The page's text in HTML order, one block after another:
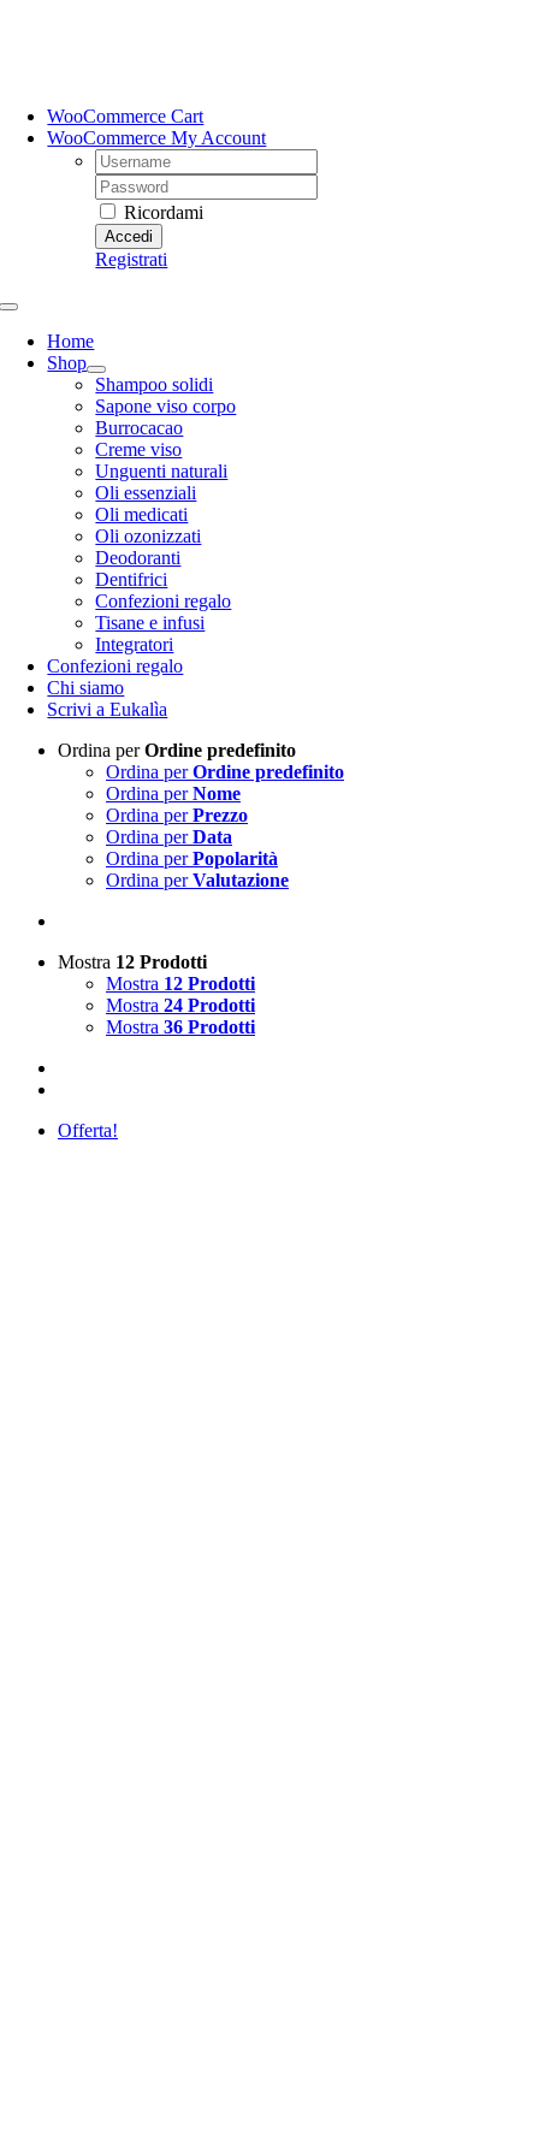
WooCommerce Cart
WooCommerce My Account
Username:
Password:
Ricordami
Registrati
Toggle
NavigationHome
Shop
Shampoo solidi
Sapone viso corpo
Burrocacao
Creme viso
Unguenti naturali
Oli essenziali
Oli medicati
Oli ozonizzati
Deodoranti
Dentifrici
Confezioni regalo
Tisane e infusi
Integratori
Confezioni regalo
Chi siamo
Scrivi a Eukalìa
Ordina perOrdine predefinito
Ordina perOrdine predefinito
Ordina perNome
Ordina perPrezzo
Ordina perData
Ordina perPopolarità
Ordina perValutazione
Mostra 12 Prodotti
Mostra 12 Prodotti
Mostra 24 Prodotti
Mostra 36 Prodotti
Offerta!